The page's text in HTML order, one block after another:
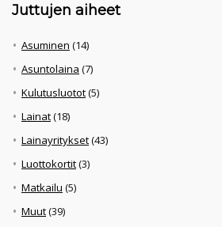
Juttujen aiheet
Asuminen (14)
Asuntolaina (7)
Kulutusluotot(5)
Lainat(18)
Lainayritykset(43)
Luottokortit(3)
Matkailu (5)
Muut(39)